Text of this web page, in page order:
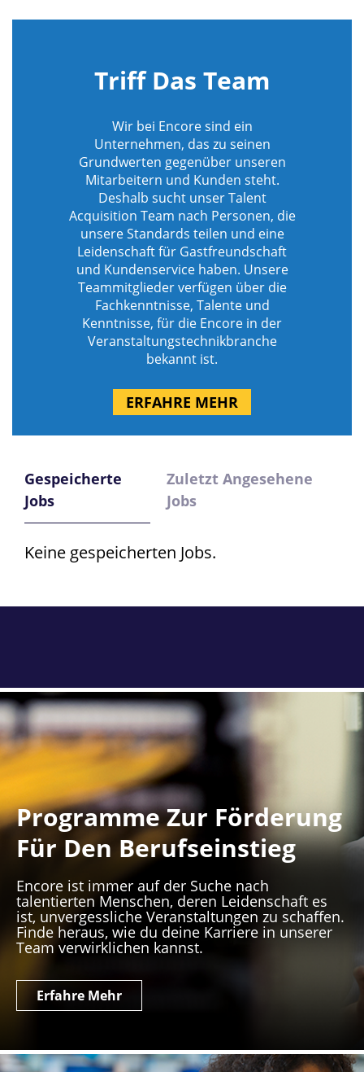
Triff Das Team
Wir bei Encore sind ein
Unternehmen, das zu seinen
Grundwerten gegenüber unseren
Mitarbeitern und Kunden steht.
Deshalb sucht unser Talent
Acquisition Team nach Personen, die
unsere Standards teilen und eine
Leidenschaft für Gastfreundschaft
und Kundenservice haben. Unsere
Teammitglieder verfügen über die
Fachkenntnisse, Talente und
Kenntnisse, für die Encore in der
Veranstaltungstechnikbranche
bekannt ist.
ERFAHRE MEHR
Gespeicherte
Jobs
Zuletzt Angesehene
Jobs
Keine gespeicherten Jobs.
Programme Zur Förderung
Für Den Berufseinstieg
Encore ist immer auf der Suche nach
talentierten Menschen, deren Leidenschaft es
ist, unvergessliche Veranstaltungen zu schaffen.
Finde heraus, wie du deine Karriere in unserer
Team verwirklichen kannst.
Erfahre Mehr